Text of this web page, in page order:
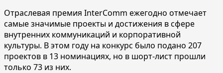
Отраслевая премия InterComm ежегодно отмечает
самые значимые проекты и достижения в сфере
внутренних коммуникаций и корпоративной
культуры. В этом году на конкурс было подано 207
проектов в 13 номинациях, но в шорт-лист прошли
только 73 из них.